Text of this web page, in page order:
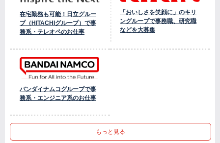
在宅勤務も可能！日立グルー
プ（HITACHIグループ）で事
務系・テレオペのお仕事
「おいしさを笑顔に」のキリ
ングループで事務職、研究職
などを大募集
バンダイナムコグループで事
務系・エンジニア系のお仕事
もっと見る